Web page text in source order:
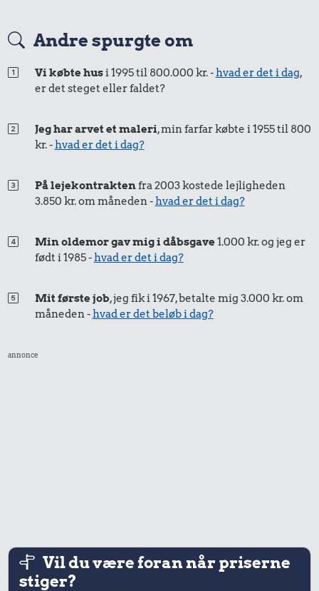
i 2017
Andre spurgte om
Vi købte husi 1995 til 800.000 kr. -hvad er det i dag,
er det steget eller faldet?
Jeg har arvet et maleri, min farfar købte i 1955 til 800
kr. -hvad er det i dag?
På lejekontraktenfra 2003 kostede lejligheden
3.850 kr. om måneden -hvad er det i dag?
Min oldemor gav mig i dåbsgave1.000 kr. og jeg er
født i 1985 -hvad er det i dag?
Mit første job, jeg fik i 1967, betalte mig 3.000 kr. om
måneden -hvad er det beløb i dag?
annonce
Vil du være foran når priserne
stiger?